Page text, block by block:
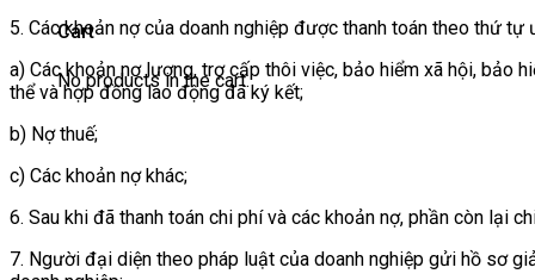
Cart
No products in the cart.
5. Các khoản nợ của doanh nghiệp được thanh toán theo thứ tự
a) Các khoản nợ lương, trợ cấp thôi việc, bảo hiểm xã hội, bảo
thể và hợp đồng lao động đã ký kết;
b) Nợ thuế;
c) Các khoản nợ khác;
6. Sau khi đã thanh toán chi phí và các khoản nợ, phần còn lại
7. Người đại diện theo pháp luật của doanh nghiệp gửi hồ sơ